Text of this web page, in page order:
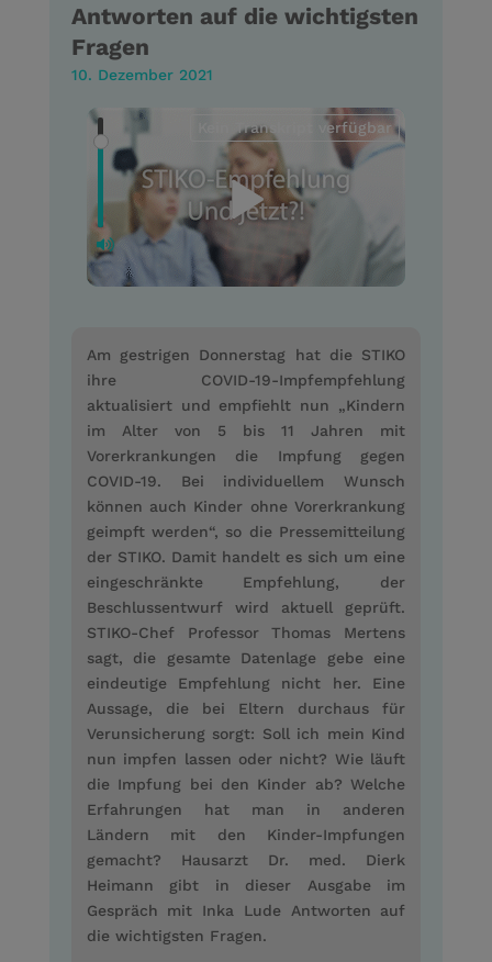
Antworten auf die wichtigsten
Fragen
10. Dezember 2021
Kein Transkript verfügbar
Am gestrigen Donnerstag hat die STIKO
ihre COVID-19-Impfempfehlung
aktualisiert und empfiehlt nun „Kindern
im Alter von 5 bis 11 Jahren mit
Vorerkrankungen die Impfung gegen
COVID-19. Bei individuellem Wunsch
können auch Kinder ohne Vorerkrankung
geimpft werden“, so die Pressemitteilung
der STIKO. Damit handelt es sich um eine
eingeschränkte Empfehlung, der
Beschlussentwurf wird aktuell geprüft.
STIKO-Chef Professor Thomas Mertens
sagt, die gesamte Datenlage gebe eine
eindeutige Empfehlung nicht her. Eine
Aussage, die bei Eltern durchaus für
Verunsicherung sorgt: Soll ich mein Kind
nun impfen lassen oder nicht? Wie läuft
die Impfung bei den Kinder ab? Welche
Erfahrungen hat man in anderen
Ländern mit den Kinder-Impfungen
gemacht? Hausarzt Dr. med. Dierk
Heimann gibt in dieser Ausgabe im
Gespräch mit Inka Lude Antworten auf
die wichtigsten Fragen.